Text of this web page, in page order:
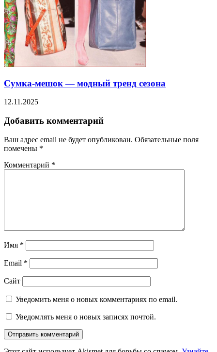
Сумка-мешок — модный тренд сезона
12.11.2025
Добавить комментарий
Ваш адрес email не будет опубликован. Обязательные поля
помечены *
Комментарий *
Имя *
Email *
Сайт
Уведомить меня о новых комментариях по email.
Уведомлять меня о новых записях почтой.